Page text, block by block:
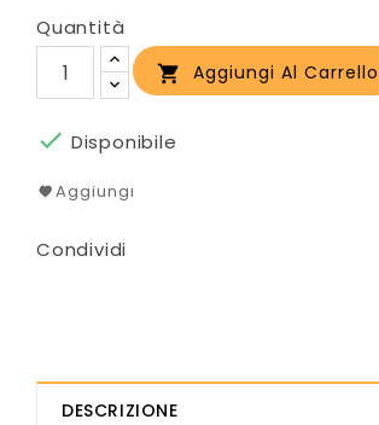
Quantità
 Aggiungi Al Carrello
 Disponibile
Aggiungi
Condividi
DESCRIZIONE